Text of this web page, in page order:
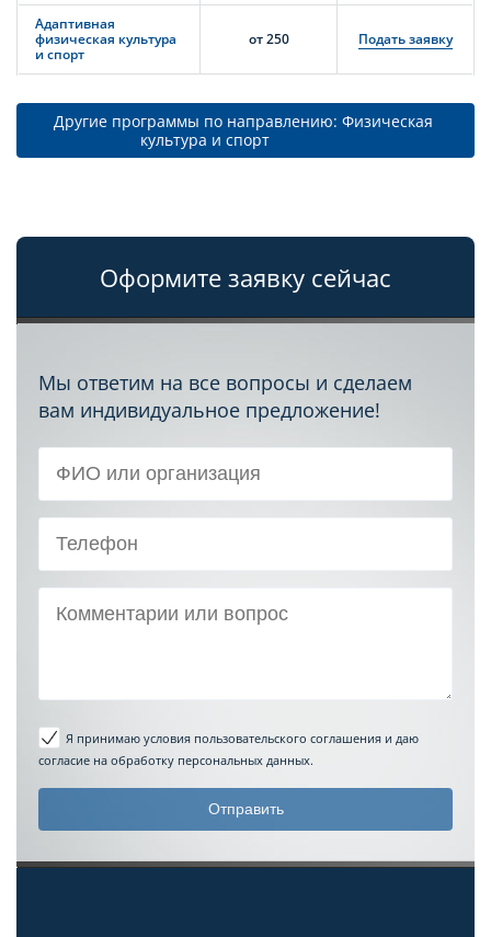
Адаптивная
физическая культура
и спорт
от 250 Подать заявку
Другие программы по направлению: Физическая
Оформите заявку сейчас
Мы ответим на все вопросы и сделаем
вам индивидуальное предложение!
Я принимаю условия пользовательского соглашения и даю
согласие на обработку персональных данных.